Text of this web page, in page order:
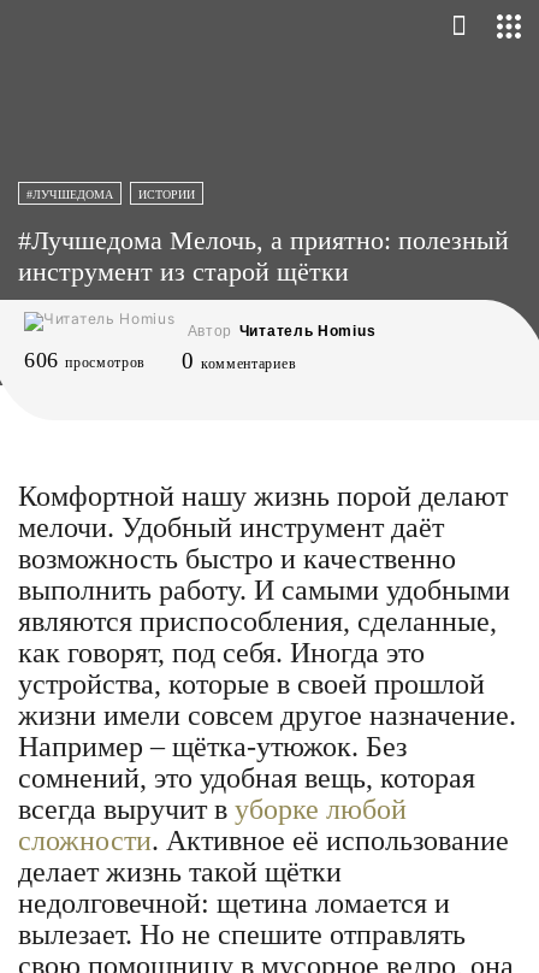
#ЛУЧШЕДОМА ИСТОРИИ
#Лучшедома Мелочь, а приятно: полезный
инструмент из старой щётки
Автор Читатель Homius
606 просмотров 0 комментариев
Комфортной нашу жизнь порой делают
мелочи. Удобный инструмент даёт
возможность быстро и качественно
выполнить работу. И самыми удобными
являются приспособления, сделанные,
как говорят, под себя. Иногда это
устройства, которые в своей прошлой
жизни имели совсем другое назначение.
Например – щётка-утюжок. Без
сомнений, это удобная вещь, которая
всегда выручит в уборке любой
сложности. Активное её использование
делает жизнь такой щётки
недолговечной: щетина ломается и
вылезает. Но не спешите отправлять
свою помощницу в мусорное ведро, она